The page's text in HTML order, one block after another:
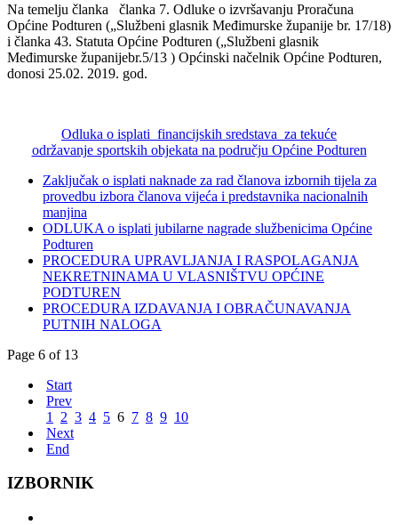
Na temelju članka članka 7. Odluke o izvršavanju Proračuna
Općine Podturen („Službeni glasnik Međimurske županije br. 17/18)
i članka 43. Statuta Općine Podturen („Službeni glasnik
Međimurske županijebr.5/13 ) Općinski načelnik Općine Podturen,
donosi 25.02. 2019. god.
Odluka o isplati financijskih sredstava za tekuće
održavanje sportskih objekata na području Općine Podturen
Zaključak o isplati naknade za rad članova izbornih tijela za
provedbu izbora članova vijeća i predstavnika nacionalnih
manjina
ODLUKA o isplati jubilarne nagrade službenicima Općine
Podturen
PROCEDURA UPRAVLJANJA I RASPOLAGANJA
NEKRETNINAMA U VLASNIŠTVU OPĆINE
PODTUREN
PROCEDURA IZDAVANJA I OBRAČUNAVANJA
PUTNIH NALOGA
Page 6 of 13
Start
Prev
1
2 3 4 5 6 7 8 9 10
Next
End
IZBORNIK